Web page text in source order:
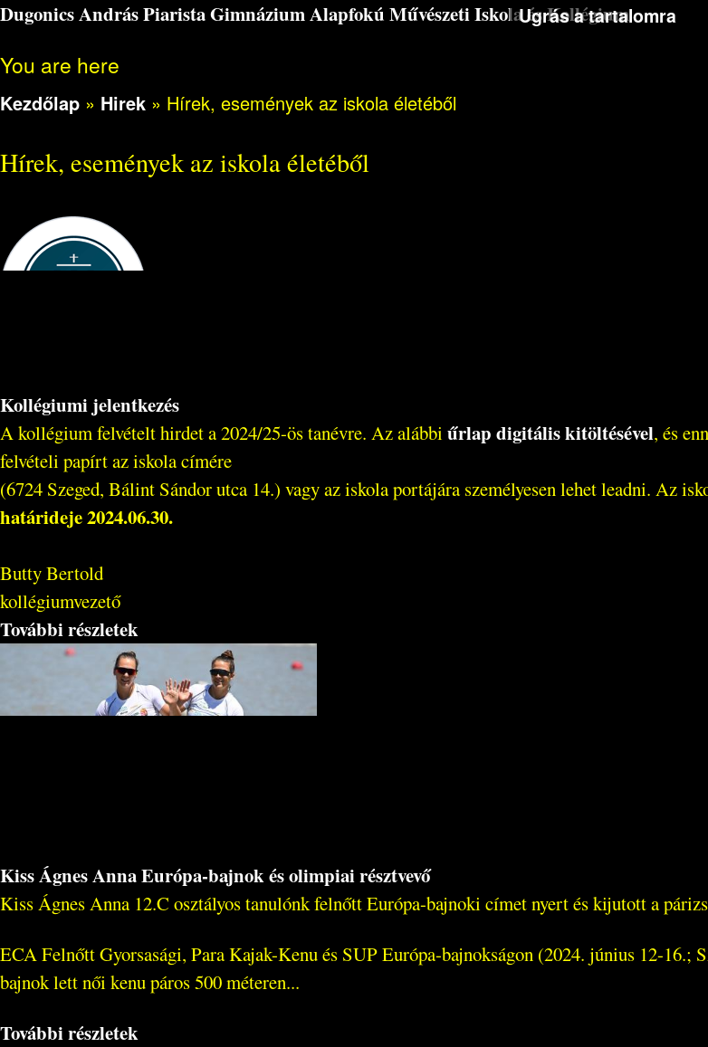
Ugrás a tartalomra
Dugonics András Piarista Gimnázium Alapfokú Művészeti Iskola és Kollégium
You are here
Kezdőlap » Hirek » Hírek, események az iskola életéből
Hírek, események az iskola életéből
Kollégiumi jelentkezés
A kollégium felvételt hirdet a 2024/25-ös tanévre. Az alábbi űrlap digitális kitöltésével, és
felvételi papírt az iskola címére
(6724 Szeged, Bálint Sándor utca 14.) vagy az iskola portájára személyesen lehet leadni. Az
határideje 2024.06.30.
Butty Bertold
kollégiumvezető
További részletek
Kiss Ágnes Anna Európa-bajnok és olimpiai résztvevő
Kiss Ágnes Anna 12.C osztályos tanulónk felnőtt Európa-bajnoki címet nyert és kijutott a
ECA Felnőtt Gyorsasági, Para Kajak-Kenu és SUP Európa-bajnokságon (2024. június 12-16.;
bajnok lett női kenu páros 500 méteren...
További részletek